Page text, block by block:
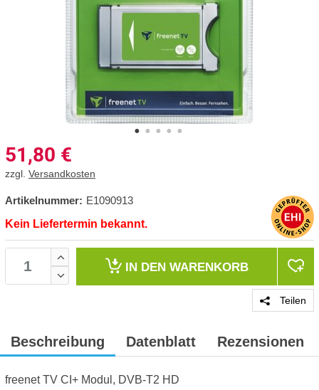
51,80 €
zzgl. Versandkosten
Artikelnummer: E1090913
Kein Liefertermin bekannt.
IN DEN WARENKORB
Teilen
Beschreibung Datenblatt Rezensionen
freenet TV CI+ Modul, DVB-T2 HD